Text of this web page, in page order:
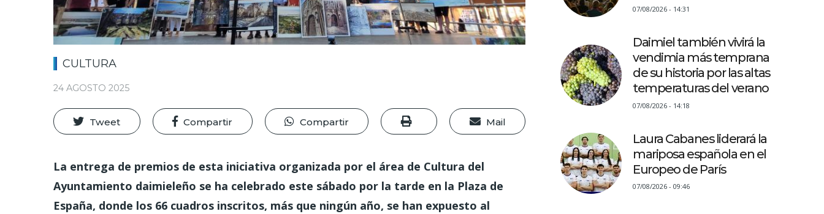
CULTURA
24 AGOSTO 2025
Tweet Compartir Compartir Mail
La entrega de premios de esta iniciativa organizada por el área de Cultura del
Ayuntamiento daimieleño se ha celebrado este sábado por la tarde en la Plaza de
España, donde los 66 cuadros inscritos, más que ningún año, se han expuesto al
07/08/2026 - 14:31
Daimiel también vivirá la
vendimia más temprana
de su historia por las altas
temperaturas del verano
07/08/2026 - 14:18
Laura Cabanes liderará la
mariposa española en el
Europeo de París
07/08/2026 - 09:46